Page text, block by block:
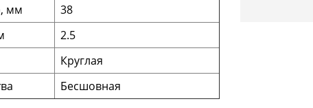
мм
38
2.5
Круглая
Бесшовная